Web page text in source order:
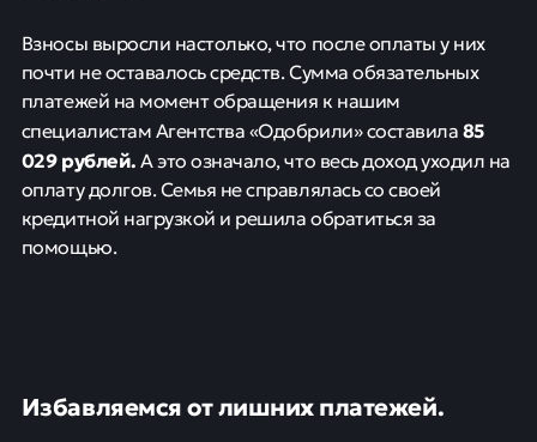
Взносы выросли настолько, что после оплаты у них
почти не оставалось средств. Сумма обязательных
платежей на момент обращения к нашим
специалистам Агентства «Одобрили» составила85
029 рублей.А это означало, что весь доход уходил на
оплату долгов. Семья не справлялась со своей
кредитной нагрузкой и решила обратиться за
помощью.
Избавляемся от лишних платежей.